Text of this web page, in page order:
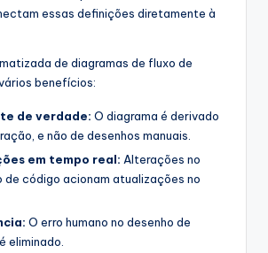
essas definições diretamente à
de diagramas de fluxo de
benefícios:
de verdade: O diagrama é derivado
e não de desenhos manuais.
em tempo real: Alterações no
de código acionam atualizações no
O erro humano no desenho de
eliminado.